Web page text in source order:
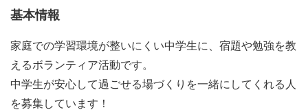
基本情報
家庭での学習環境が整いにくい中学生に、宿題や勉強を教
えるボランティア活動です。
中学生が安心して過ごせる場づくりを一緒にしてくれる人
を募集しています！